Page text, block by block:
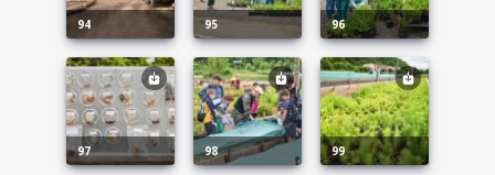
94 95 96
97 98 99